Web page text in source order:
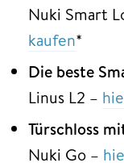
Nuki Smart
kaufen*
Die beste
Linus L2 –
Türschloss
Nuki Go –